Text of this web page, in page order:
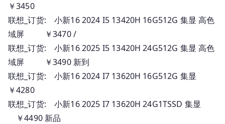
￥3450
联想_订货: 小新16 2024 I5 13420H 16G512G 集显 高色
域屏 ￥3470 /
联想_订货: 小新16 2025 I5 13420H 24G512G 集显 高色
域屏 ￥3490 新到
联想_订货: 小新16 2024 I7 13620H 16G512G 集显
￥4280
联想_订货: 小新16 2025 I7 13620H 24G1TSSD 集显
￥4490 新品